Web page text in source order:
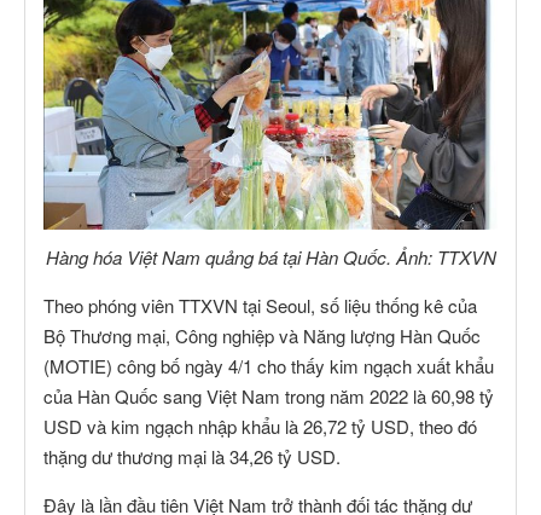
Hàng hóa Việt Nam quảng bá tại Hàn Quốc. Ảnh: TTXVN
Theo phóng viên TTXVN tại Seoul, số liệu thống kê của
Bộ Thương mại, Công nghiệp và Năng lượng Hàn Quốc
(MOTIE) công bố ngày 4/1 cho thấy kim ngạch xuất khẩu
của Hàn Quốc sang Việt Nam trong năm 2022 là 60,98 tỷ
USD và kim ngạch nhập khẩu là 26,72 tỷ USD, theo đó
thặng dư thương mại là 34,26 tỷ USD.
Đây là lần đầu tiên Việt Nam trở thành đối tác thặng dư